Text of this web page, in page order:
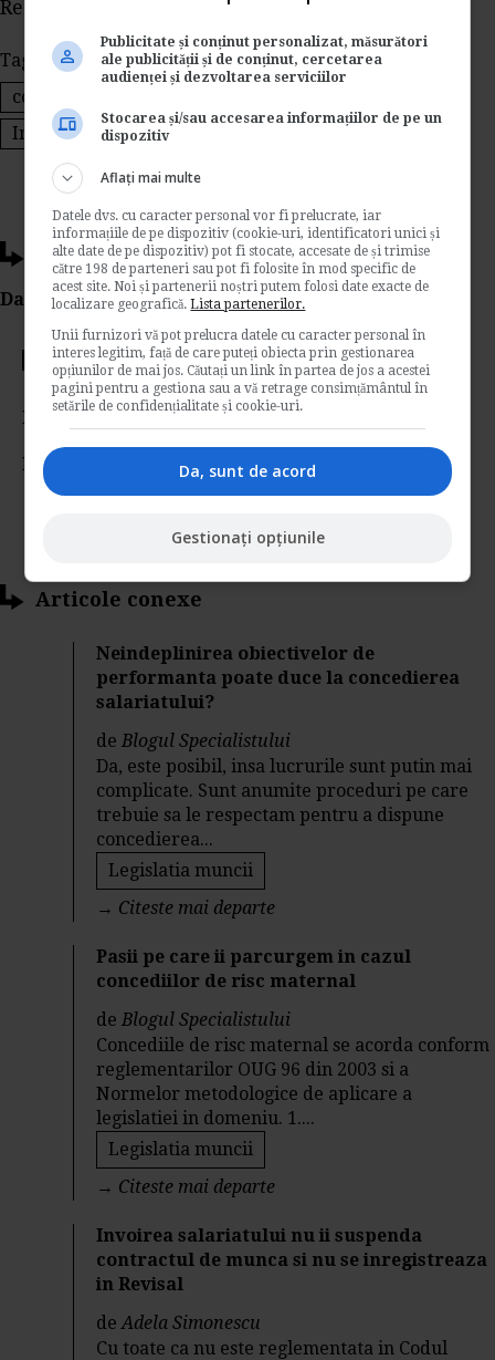
Rest de plata: 1.099 lei
Tags:
indemnizatie de concediu
contractul individual de munca
Indemnizatia de concediu de odihna
Ti-a placut acest articol?
Da Like, Printeaza sau trimite pe Email!
Votati articolul
Rating:
Nota: voturi
Articole conexe
Neindeplinirea obiectivelor de
performanta poate duce la concedierea
salariatului?
deBlogul Specialistului
Da, este posibil, insa lucrurile sunt putin mai
complicate. Sunt anumite proceduri pe care
trebuie sa le respectam pentru a dispune
concedierea...
Legislatia muncii
→ Citeste mai departe
Pasii pe care ii parcurgem in cazul
concediilor de risc maternal
deBlogul Specialistului
Concediile de risc maternal se acorda conform
reglementarilor OUG 96 din 2003 si a
Normelor metodologice de aplicare a
legislatiei in domeniu. 1....
Legislatia muncii
→ Citeste mai departe
Invoirea salariatului nu ii suspenda
contractul de munca si nu se inregistreaza
in Revisal
deAdela Simonescu
Cu toate ca nu este reglementata in Codul
Publicitate și conținut personalizat, măsurători
ale publicității și de conținut, cercetarea
audienței și dezvoltarea serviciilor
Stocarea și/sau accesarea informațiilor de pe un
dispozitiv
Aflați mai multe
Datele dvs. cu caracter personal vor fi prelucrate, iar
informațiile de pe dispozitiv (cookie-uri, identificatori unici și
alte date de pe dispozitiv) pot fi stocate, accesate de și trimise
către 198 de parteneri sau pot fi folosite în mod specific de
acest site. Noi și partenerii noștri putem folosi date exacte de
localizare geografică.Lista partenerilor.
Unii furnizori vă pot prelucra datele cu caracter personal în
interes legitim, față de care puteți obiecta prin gestionarea
opțiunilor de mai jos. Căutați un link în partea de jos a acestei
pagini pentru a gestiona sau a vă retrage consimțământul în
setările de confidențialitate și cookie-uri.
Da, sunt de acord
Gestionați opțiunile